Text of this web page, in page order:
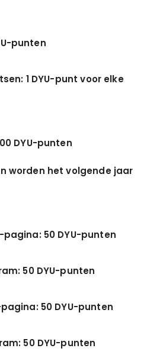
punten
1 DYU-punt voor elke
DYU-punten
worden het volgende jaar
pagina: 50 DYU-punten
50 DYU-punten
50 DYU-punten
50 DYU-punten